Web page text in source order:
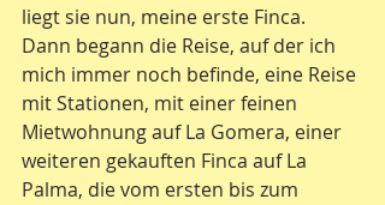
liegt sie nun, meine erste Finca.
Dann begann die Reise, auf der ich
mich immer noch befinde, eine Reise
mit Stationen, mit einer feinen
Mietwohnung auf La Gomera, einer
weiteren gekauften Finca auf La
Palma, die vom ersten bis zum